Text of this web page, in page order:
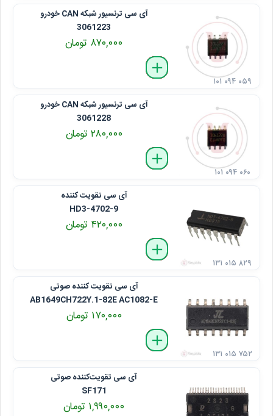
آی ‌سی ترنسیور شبکه CAN خودرو
3061223
۸۷۰,۰۰۰ تومان
delete
remove
add
۱۰۱ ۰۹۴ ۰۵۹
آی ‌سی ترنسیور شبکه CAN خودرو
3061228
۲۸۰,۰۰۰ تومان
delete
remove
add
۱۰۱ ۰۹۴ ۰۶۰
آی ‌سی تقویت‌ کننده
HD3-4702-9
۴۲۰,۰۰۰ تومان
delete
remove
add
۱۳۱ ۰۱۵ ۸۲۹
آی ‌سی تقویت‌ کننده صوتی
AB1649CH722Y.1-82E AC1082-E
۱۷۰,۰۰۰ تومان
delete
remove
add
۱۳۱ ۰۱۵ ۷۵۲
آی ‌سی تقویت‌کننده صوتی
SF171
۱,۹۹۰,۰۰۰ تومان